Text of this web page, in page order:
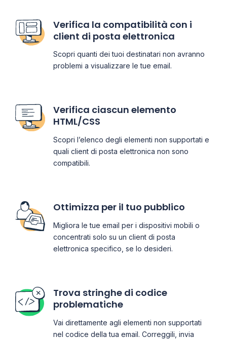
Verifica la compatibilità con i
client di posta elettronica
Scopri quanti dei tuoi destinatari non avranno
problemi a visualizzare le tue email.
Verifica ciascun elemento
HTML/CSS
Scopri l’elenco degli elementi non supportati e
quali client di posta elettronica non sono
compatibili.
Ottimizza per il tuo pubblico
Migliora le tue email per i dispositivi mobili o
concentrati solo su un client di posta
elettronica specifico, se lo desideri.
Trova stringhe di codice
problematiche
Vai direttamente agli elementi non supportati
nel codice della tua email. Correggili, invia